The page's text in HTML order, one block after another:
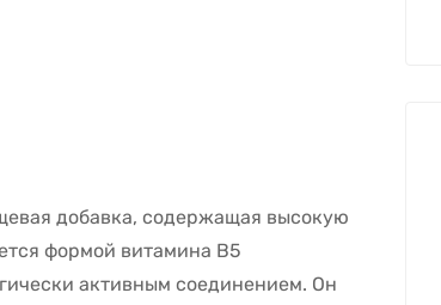
добавка, содержащая высокую
формой витамина В5
активным соединением. Он